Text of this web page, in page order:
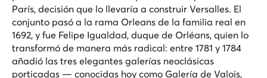
París, decisión que lo llevaría a construir Versalles. El
conjunto pasó a la rama Orleans de la familia real en
1692, y fue Felipe Igualdad, duque de Orléans, quien lo
transformó de manera más radical: entre 1781 y 1784
añadió las tres elegantes galerías neoclásicas
porticadas — conocidas hoy como Galería de Valois,